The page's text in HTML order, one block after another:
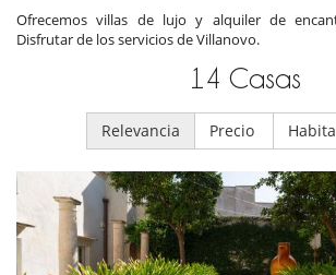
Ofrecemos villas de lujo y alquiler de
Disfrutar de los servicios de Villanovo.
14 Casas
Relevancia Precio